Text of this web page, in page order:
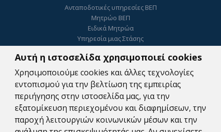
Αυτή η ιστοσελίδα χρησιμοποιεί cookies
Χρησιμοποιούμε cookies και άλλες τεχνολογίες
εντοπισμού για την βελτίωση της εμπειρίας
περιήγησης στην ιστοσελίδα μας, για την
εξατομίκευση περιεχομένου και διαφημίσεων, την
παροχή λειτουργιών κοινωνικών μέσων και την
Ανταποδοτικές υπηρεσίες ΒΕΠ
Μητρώο ΒΕΠ
Ειδικά Μητρώα
Υπηρεσία μιας Στάσης
Ηλεκτρονικό Επιμελητήριο
ΓΕΜΗ
Ψηφιακή Υπογραφή
Κατοχύρωση Εμπορικού Σήματος
Συμβουλευτικές Υπηρεσίες
Πληρωμές
Ψηφιακές Υπηρεσίες Αναζήτησης Εργαζομένων
Δωρεάν WEB υπηρεσίες